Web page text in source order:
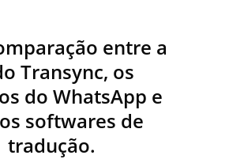
entre a
Transync, os
do WhatsApp e
softwares de
tradução.